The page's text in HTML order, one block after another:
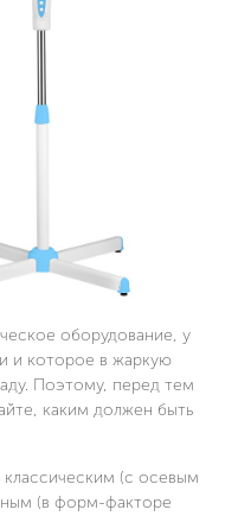
оборудование, у
и которое в жаркую
Поэтому, перед тем
каким должен быть
(с осевым
(в форм-факторе